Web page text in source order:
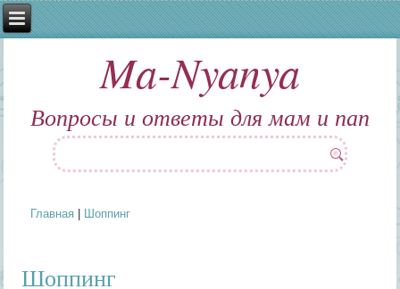
Ma-Nyanya
Вопросы и ответы для мам и пап
Вы здесь
Главная| Шоппинг
Шоппинг